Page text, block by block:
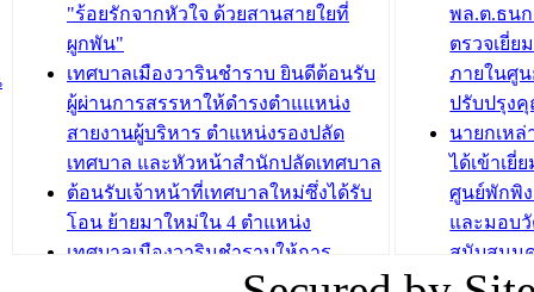
วารินชำราบ จัดโครงการอบรมอาชีพ
ระยะสั้น ประจำปี 2568 (หลักสูตรการ
ถักทอผลิตภัณฑ์จากถุงพลาสติก)
บทความ อื่นๆ ...
เด็กเล็ก
เทศบาลเ
ปรึกษาห
วัยของอ
บทความ อื่นๆ ...
"ร้อยรักจากหัวใจ ด้วยสานสายใยที่
ผูกพัน"
เทศบาลเมืองวารินชำราบ ยินดีต้อนรับ
ผู้ผ่านการสรรหาให้ดำรงตำแแหน่ง
สายงานผู้บริหาร ตำแหน่งรองปลัด
เทศบาล และหัวหน้าสำนักปลัดเทศบาล
ต้อนรับเจ้าหน้าที่เทศบาลใหม่ซึ่งได้รับ
โอน ย้ายมาใหม่ใน 4 ตำแหน่ง
เทศบาลเมืองวารินชำราบให้การ
ต้อนรับพนักงานเทศบาลผู้ผ่านการ
พล.ต.ธน
ตรวจเยี่ย
ภายในศู
ปรับปรุง
นายกเห
ได้เข้าเยี่
ศูนย์พักพิ
และมอบ
สนับสนุน
ภัยน้ำท่วม